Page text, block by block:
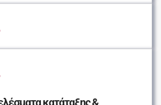
ΣΥΝΑΝΘΡΩΠΟΥΣ ΜΑΣ
κατάταξης &